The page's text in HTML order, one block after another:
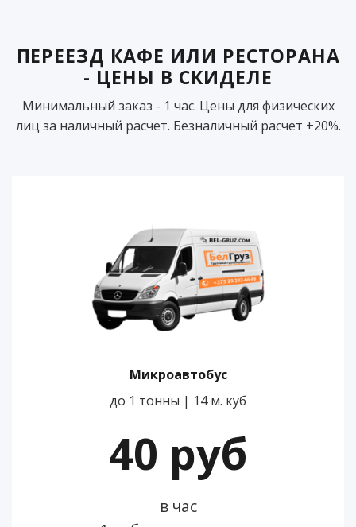
ПЕРЕЕЗД КАФЕ ИЛИ РЕСТОРАНА
- ЦЕНЫ В СКИДЕЛЕ
Минимальный заказ - 1 час. Цены для физических
лиц за наличный расчет. Безналичный расчет +20%.
Микроавтобус
до 1 тонны | 14 м. куб
40 руб
в час